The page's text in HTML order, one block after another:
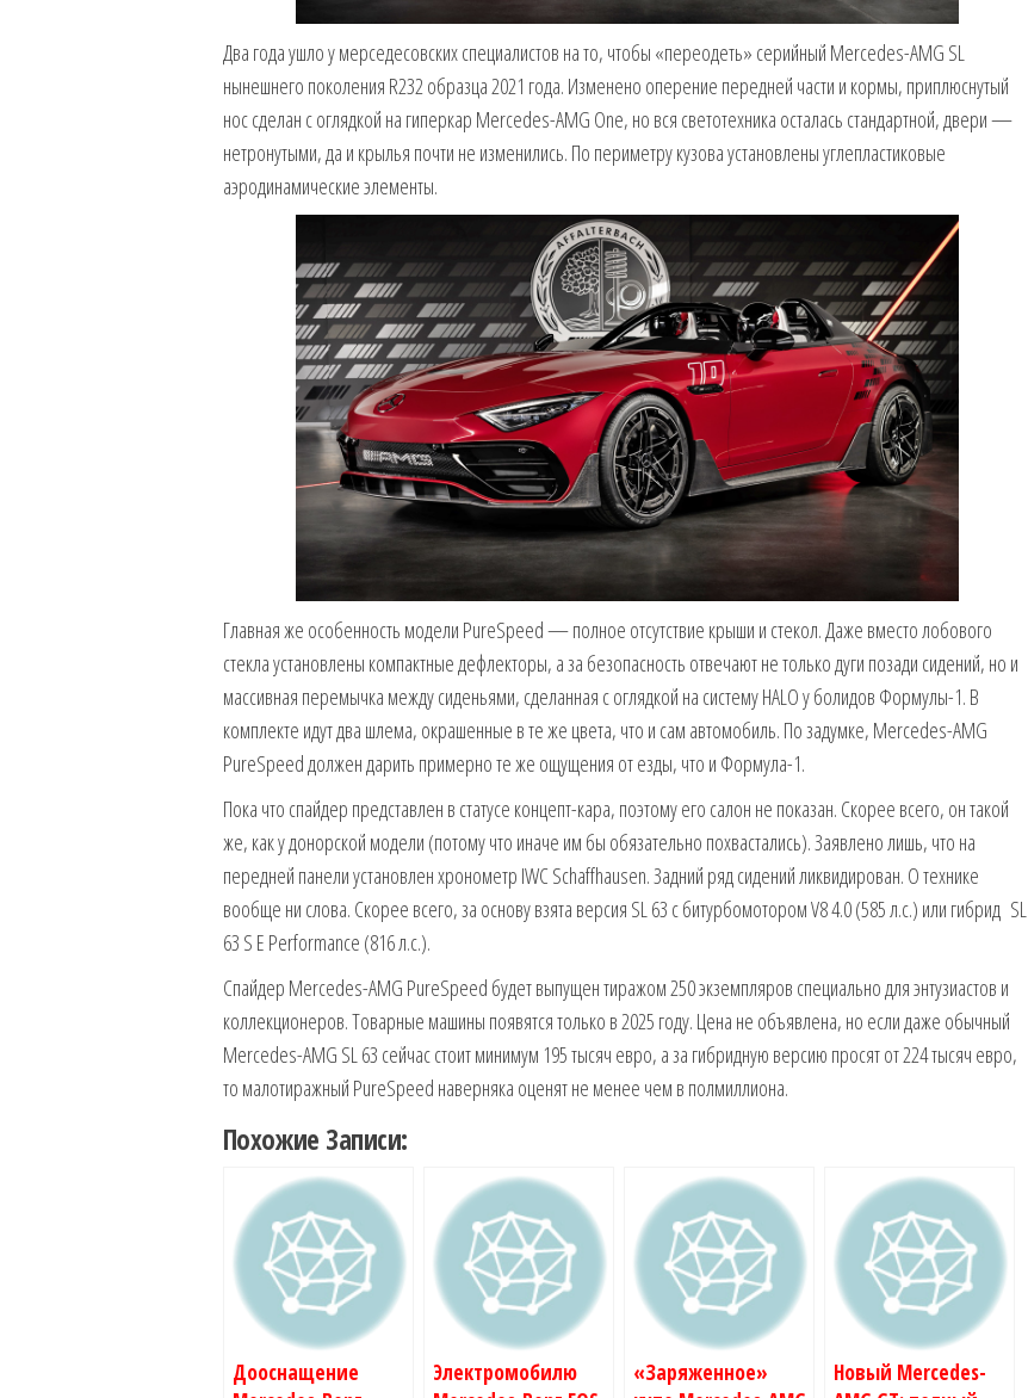
Два года ушло у мерседесовских специалистов на то, чтобы «переодеть» серийный Mercedes-AMG SL
нынешнего поколения R232 образца 2021 года. Изменено оперение передней части и кормы, приплюснутый
нос сделан с оглядкой на гиперкар Mercedes-AMG One, но вся светотехника осталась стандартной, двери —
нетронутыми, да и крылья почти не изменились. По периметру кузова установлены углепластиковые
аэродинамические элементы.
Главная же особенность модели PureSpeed — полное отсутствие крыши и стекол. Даже вместо лобового
стекла установлены компактные дефлекторы, а за безопасность отвечают не только дуги позади сидений, но и
массивная перемычка между сиденьями, сделанная с оглядкой на систему HALO у болидов Формулы-1. В
комплекте идут два шлема, окрашенные в те же цвета, что и сам автомобиль. По задумке, Mercedes-AMG
PureSpeed должен дарить примерно те же ощущения от езды, что и Формула-1.
Пока что спайдер представлен в статусе концепт-кара, поэтому его салон не показан. Скорее всего, он такой
же, как у донорской модели (потому что иначе им бы обязательно похвастались). Заявлено лишь, что на
передней панели установлен хронометр IWC Schaffhausen. Задний ряд сидений ликвидирован. О технике
вообще ни слова. Скорее всего, за основу взята версия SL 63 c битурбомотором V8 4.0 (585 л.с.) или гибрид SL
63 S E Performance (816 л.с.).
Спайдер Mercedes-AMG PureSpeed будет выпущен тиражом 250 экземпляров специально для энтузиастов и
коллекционеров. Товарные машины появятся только в 2025 году. Цена не объявлена, но если даже обычный
Mercedes-AMG SL 63 сейчас стоит минимум 195 тысяч евро, а за гибридную версию просят от 224 тысяч евро,
то малотиражный PureSpeed наверняка оценят не менее чем в полмиллиона.
Похожие Записи:
Дооснащение
Электромобилю
«Заряженное»
Новый Mercedes-